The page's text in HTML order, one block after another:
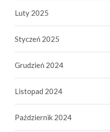
Luty 2025
Styczeń 2025
Grudzień 2024
Listopad 2024
Październik 2024